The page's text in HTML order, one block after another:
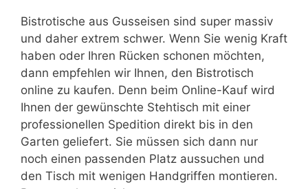
Bistrotische aus Gusseisen sind super massiv
und daher extrem schwer. Wenn Sie wenig Kraft
haben oder Ihren Rücken schonen möchten,
dann empfehlen wir Ihnen, den Bistrotisch
online zu kaufen. Denn beim Online-Kauf wird
Ihnen der gewünschte Stehtisch mit einer
professionellen Spedition direkt bis in den
Garten geliefert. Sie müssen sich dann nur
noch einen passenden Platz aussuchen und
den Tisch mit wenigen Handgriffen montieren.